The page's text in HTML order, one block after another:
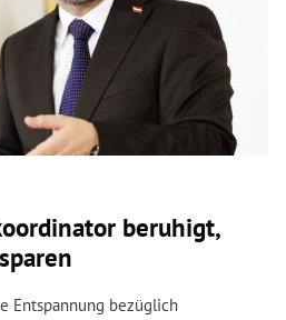
beruhigt,
Entspannung bezüglich